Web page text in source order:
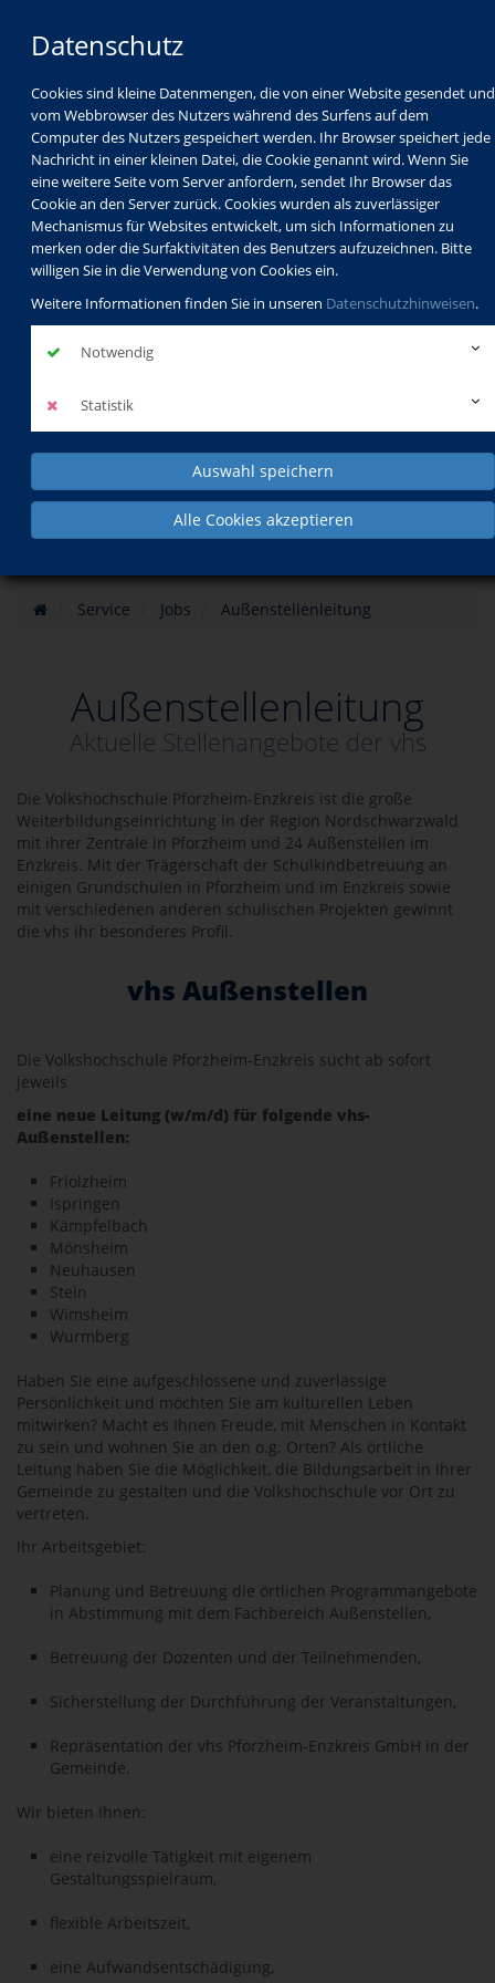
Datenschutz
Cookies sind kleine Datenmengen, die von einer Website gesendet und
vom Webbrowser des Nutzers während des Surfens auf dem
Computer des Nutzers gespeichert werden. Ihr Browser speichert jede
Nachricht in einer kleinen Datei, die Cookie genannt wird. Wenn Sie
eine weitere Seite vom Server anfordern, sendet Ihr Browser das
Cookie an den Server zurück. Cookies wurden als zuverlässiger
Mechanismus für Websites entwickelt, um sich Informationen zu
merken oder die Surfaktivitäten des Benutzers aufzuzeichnen. Bitte
willigen Sie in die Verwendung von Cookies ein.
Weitere Informationen finden Sie in unseren Datenschutzhinweisen.
Notwendig
Statistik
Auswahl speichern
Alle Cookies akzeptieren
Programm
Schulabschlüsse
Schulkindbetreuung
Service
Service Jobs Außenstellenleitung
Außenstellenleitung
Aktuelle Stellenangebote der vhs
Die Volkshochschule Pforzheim-Enzkreis ist die große
Weiterbildungseinrichtung in der Region Nordschwarzwald
mit ihrer Zentrale in Pforzheim und 24 Außenstellen im
Enzkreis. Mit der Trägerschaft der Schulkindbetreuung an
einigen Grundschulen in Pforzheim und im Enzkreis sowie
mit verschiedenen anderen schulischen Projekten gewinnt
die vhs ihr besonderes Profil.
vhs Außenstellen
Die Volkshochschule Pforzheim-Enzkreis sucht ab sofort
jeweils
eine neue Leitung (w/m/d) für folgende vhs-
Außenstellen:
Friolzheim
Ispringen
Kämpfelbach
Mönsheim
Neuhausen
Stein
Wimsheim
Wurmberg
Haben Sie eine aufgeschlossene und zuverlässige
Persönlichkeit und möchten Sie am kulturellen Leben
mitwirken? Macht es Ihnen Freude, mit Menschen in Kontakt
zu sein und wohnen Sie an den o.g. Orten? Als örtliche
Leitung haben Sie die Möglichkeit, die Bildungsarbeit in Ihrer
Gemeinde zu gestalten und die Volkshochschule vor Ort zu
vertreten.
Ihr Arbeitsgebiet:
Planung und Betreuung die örtlichen Programmangebote
in Abstimmung mit dem Fachbereich Außenstellen,
Betreuung der Dozenten und der Teilnehmenden,
Sicherstellung der Durchführung der Veranstaltungen,
Repräsentation der vhs Pforzheim-Enzkreis GmbH in der
Gemeinde.
Wir bieten Ihnen:
eine reizvolle Tätigkeit mit eigenem
Gestaltungsspielraum,
flexible Arbeitszeit,
eine Aufwandsentschädigung,